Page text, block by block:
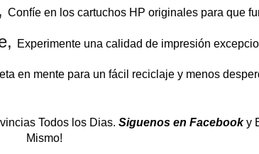
Confíe en los cartuchos HP originales para que
Experimente una calidad de impresión
en mente para un fácil reciclaje y menos
Todos los Dias. Siguenos en Facebooky
Mismo!